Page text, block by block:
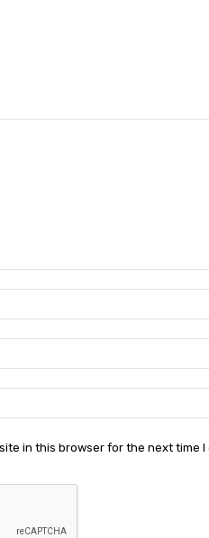
in this browser for the next time I